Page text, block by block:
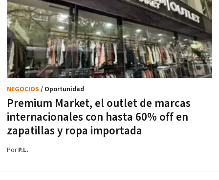
Premium Market, el outlet de marcas
internacionales con hasta 60% off en
zapatillas y ropa importada
NEGOCIOS / Oportunidad
PorP.L.